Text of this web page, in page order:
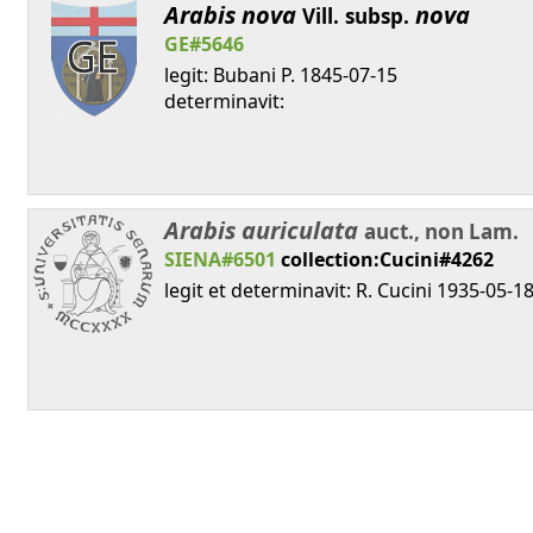
Arabisnova Vill. subsp. nova
GE#5646
legit: Bubani P. 1845-07-15
determinavit:
Arabis auriculata auct., non Lam.
SIENA#6501 collection:Cucini#4262
legit et determinavit: R. Cucini 1935-05-18